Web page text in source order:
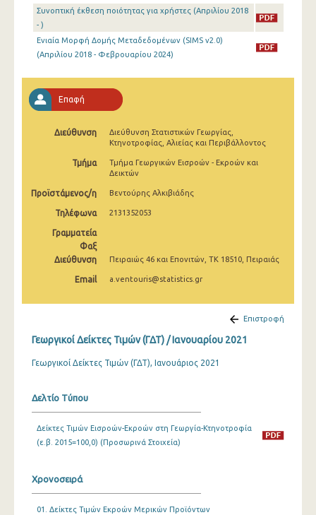
Ιουνίου 2025
Μαΐου 2025
Μαρτίου 2025
Φεβρουαρίου 2025
Ιανουαρίου 2025
Δεκεμβρίου 2024
Νοεμβρίου 2024
Οκτωβρίου 2024
Σεπτεμβρίου 2024
Αυγούστου 2024
Μαΐου 2024
Απριλίου 2024
Μαρτίου 2024
Ιανουαρίου 2024
Νοεμβρίου 2023
Συνοπτική έκθεση ποιότητας για χρήστες (Απριλίου 2018
- )
Ενιαία Μορφή Δομής Μεταδεδομένων (SIMS v2.0)
(Απριλίου 2018 - Φεβρουαρίου 2024)
Επαφή
Διεύθυνση
Διεύθυνση Στατιστικών Γεωργίας,
Κτηνοτροφίας, Αλιείας και Περιβάλλοντος
Τμήμα
Τμήμα Γεωργικών Εισροών - Εκροών και
Δεικτών
Προϊστάμενος/η Βεντούρης Αλκιβιάδης
Τηλέφωνα 2131352053
Γραμματεία
Φαξ
Διεύθυνση
Πειραιώς 46 και Επονιτών, ΤΚ 18510, Πειραιάς
Email a.ventouris@statistics.gr
Επιστροφή
Γεωργικοί Δείκτες Τιμών (ΓΔΤ) / Ιανουαρίου 2021
Γεωργικοί Δείκτες Τιμών (ΓΔΤ), Ιανουάριος 2021
Δελτίο Τύπου
Δείκτες Τιμών Εισροών-Εκροών στη Γεωργία-Κτηνοτροφία
(ε.β. 2015=100,0) (Προσωρινά Στοιχεία)
Χρονοσειρά
01. Δείκτες Τιμών Εκροών Μερικών Προϊόντων